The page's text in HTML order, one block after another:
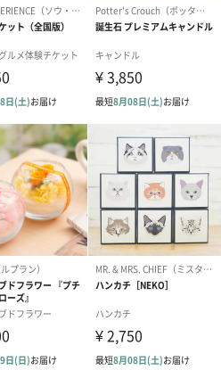
します。ギフトへの＋αにおすすめ
らパンダバウム
ナナ味）（540円）
3層デザート
ェ〜国産フル
り〜 3号（864
けします。